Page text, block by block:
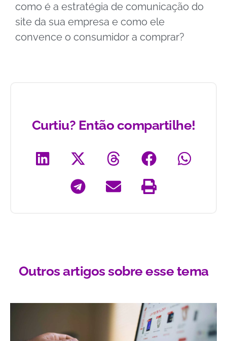
como é a estratégia de comunicação do
site da sua empresa e como ele
convence o consumidor a comprar?
Curtiu? Então compartilhe!
Outros artigos sobre esse tema